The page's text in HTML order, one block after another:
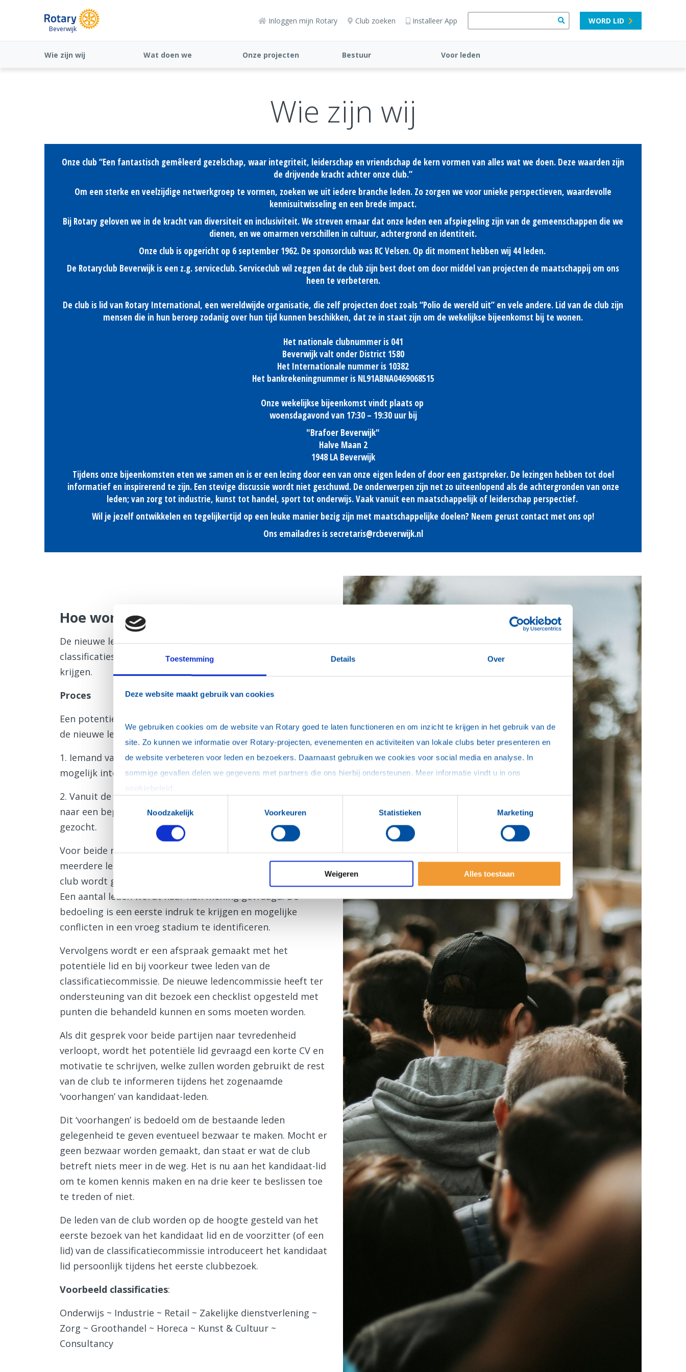
Toestemming Details Over
Deze website maakt gebruik van cookies
We gebruiken cookies om de website van Rotary goed te laten functioneren en om inzicht te krijgen in het gebruik van de
site. Zo kunnen we informatie over Rotary-projecten, evenementen en activiteiten van lokale clubs beter presenteren en
de website verbeteren voor leden en bezoekers. Daarnaast gebruiken we cookies voor social media en analyse. In
Noodzakelijk
Voorkeuren Statistieken Marketing
Weigeren Alles toestaan
Beverwijk
Inloggen mijn Rotary Club zoeken Installeer App WORD LID
Wie zijn wij Wat doen we Onze projecten Bestuur Voor leden
Wie zijn wij
Onze club “Een fantastisch gemêleerd gezelschap, waar integriteit, leiderschap en vriendschap de kern vormen van alles wat we doen. Deze waarden zijn
de drijvende kracht achter onze club.”
Om een sterke en veelzijdige netwerkgroep te vormen, zoeken we uit iedere branche leden. Zo zorgen we voor unieke perspectieven, waardevolle
kennisuitwisseling en een brede impact.
Bij Rotary geloven we in de kracht van diversiteit en inclusiviteit. We streven ernaar dat onze leden een afspiegeling zijn van de gemeenschappen die we
dienen, en we omarmen verschillen in cultuur, achtergrond en identiteit.
Onze club is opgericht op 6 september 1962. De sponsorclub was RC Velsen. Op dit moment hebben wij 44 leden.
De Rotaryclub Beverwijk is een z.g. serviceclub. Serviceclub wil zeggen dat de club zijn best doet om door middel van projecten de maatschappij om ons
heen te verbeteren.
De club is lid van Rotary International, een wereldwijde organisatie, die zelf projecten doet zoals “Polio de wereld uit” en vele andere. Lid van de club zijn
mensen die in hun beroep zodanig over hun tijd kunnen beschikken, dat ze in staat zijn om de wekelijkse bijeenkomst bij te wonen.
Het nationale clubnummer is 041
Beverwijk valt onder District 1580
Het Internationale nummer is 10382
Het bankrekeningnummer is NL91ABNA0469068515
Onze wekelijkse bijeenkomst vindt plaats op
woensdagavond van 17:30 – 19:30 uur bij
"Brafoer Beverwijk"
Halve Maan 2
1948 LA Beverwijk
Tijdens onze bijeenkomsten eten we samen en is er een lezing door een van onze eigen leden of door een gastspreker. De lezingen hebben tot doel
informatief en inspirerend te zijn. Een stevige discussie wordt niet geschuwd. De onderwerpen zijn net zo uiteenlopend als de achtergronden van onze
leden; van zorg tot industrie, kunst tot handel, sport tot onderwijs. Vaak vanuit een maatschappelijk of leiderschap perspectief.
Wil je jezelf ontwikkelen en tegelijkertijd op een leuke manier bezig zijn met maatschappelijke doelen? Neem gerust contact met ons op!
Ons emailadres is secretaris@rcbeverwijk.nl
Hoe word je lid van onze club
De nieuwe ledencommissie streeft ernaar om alle
classificaties – beroepen – binnen onze club verenigd te
krijgen.
Proces
Een potentieel nieuw lid kan op twee manieren in scope van
de nieuwe ledencommissie komen:
1. Iemand vanuit de club denkt dat een bepaalde persoon
mogelijk interessant kan zijn.
2. Vanuit de nieuwe ledencommissie wordt gericht gezocht
naar een bepaalde classificatie en vervolgens contact
gezocht.
Voor beide routes geldt dat er allereerst door één of
meerdere leden van de classificatiecommissie binnen de
club wordt gesondeerd of dit individu in de club zou passen.
Een aantal leden wordt naar hun mening gevraagd. De
bedoeling is een eerste indruk te krijgen en mogelijke
conflicten in een vroeg stadium te identificeren.
Vervolgens wordt er een afspraak gemaakt met het
potentiële lid en bij voorkeur twee leden van de
classificatiecommissie. De nieuwe ledencommissie heeft ter
ondersteuning van dit bezoek een checklist opgesteld met
punten die behandeld kunnen en soms moeten worden.
Als dit gesprek voor beide partijen naar tevredenheid
verloopt, wordt het potentiële lid gevraagd een korte CV en
motivatie te schrijven, welke zullen worden gebruikt de rest
van de club te informeren tijdens het zogenaamde
‘voorhangen’ van kandidaat-leden.
Dit ‘voorhangen’ is bedoeld om de bestaande leden
gelegenheid te geven eventueel bezwaar te maken. Mocht er
geen bezwaar worden gemaakt, dan staat er wat de club
betreft niets meer in de weg. Het is nu aan het kandidaat-lid
om te komen kennis maken en na drie keer te beslissen toe
te treden of niet.
De leden van de club worden op de hoogte gesteld van het
eerste bezoek van het kandidaat lid en de voorzitter (of een
lid) van de classificatiecommissie introduceert het kandidaat
lid persoonlijk tijdens het eerste clubbezoek.
Voorbeeld classificaties:
Onderwijs ~ Industrie ~ Retail ~ Zakelijke dienstverlening ~
Zorg ~ Groothandel ~ Horeca ~ Kunst & Cultuur ~
Consultancy